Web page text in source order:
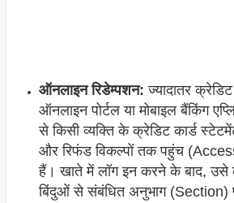
ऑनलाइन रिडेम्पशन: ज्यादातर
ऑनलाइन पोर्टल या मोबाइल बैंकिंग
से किसी व्यक्ति के क्रेडिट कार्ड
और रिफंड विकल्पों तक पहुंच
हैं। खाते में लॉग इन करने के बाद, उसे
बिंदुओं से संबंधित अनुभाग (Section)